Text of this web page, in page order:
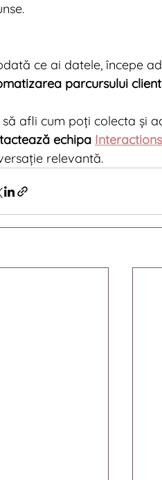
ce ai datele, începe
parcursului
afli cum poți colecta și
echipa Interactions
relevantă.